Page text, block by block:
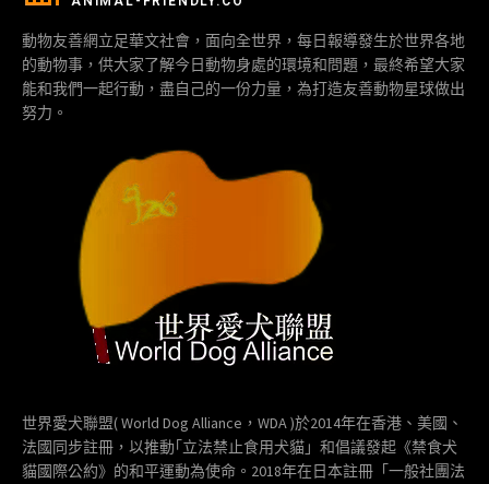
動物友善網立足華文社會，面向全世界，每日報導發生於世界各地
的動物事，供大家了解今日動物身處的環境和問題，最終希望大家
能和我們一起行動，盡自己的一份力量，為打造友善動物星球做出
努力。
世界愛犬聯盟( World Dog Alliance，WDA )於2014年在香港、美國、
法國同步註冊，以推動｢立法禁止食用犬貓」和倡議發起《禁食犬
貓國際公約》的和平運動為使命。2018年在日本註冊「一般社團法